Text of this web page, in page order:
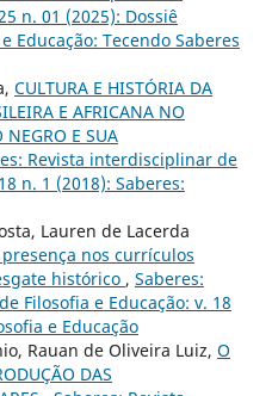
n. 01 (2025): Dossiê
Educação: Tecendo Saberes
CULTURA E HISTÓRIA DA
E AFRICANA NO
NEGRO E SUA
Revista interdisciplinar de
n. 1 (2018): Saberes:
Lauren de Lacerda
nos currículos
histórico , Saberes:
Filosofia e Educação: v. 18
e Educação
Rauan de Oliveira Luiz, O
DAS